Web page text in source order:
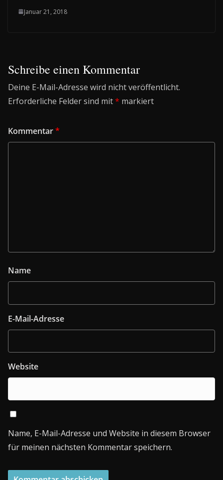
Januar 21, 2018
Schreibe einen Kommentar
Deine E-Mail-Adresse wird nicht veröffentlicht.
Erforderliche Felder sind mit* markiert
Kommentar*
Name
E-Mail-Adresse
Website
Name, E-Mail-Adresse und Website in diesem Browser
für meinen nächsten Kommentar speichern.